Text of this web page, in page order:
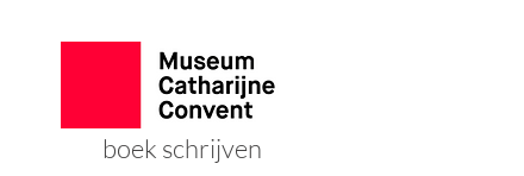
boek schrijven